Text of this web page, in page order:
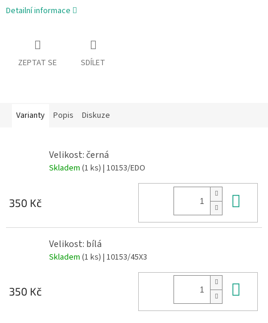
Detailní informace
ZEPTAT SE SDÍLET
Varianty Popis Diskuze
Velikost: černá
Skladem (1 ks) | 10153/EDO
350 Kč
Velikost: bílá
Skladem (1 ks) | 10153/45X3
350 Kč